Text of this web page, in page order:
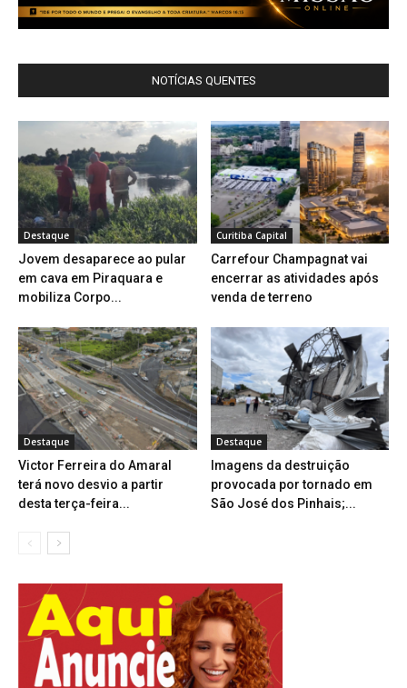
NOTÍCIAS QUENTES
Destaque
Jovem desaparece ao pular
em cava em Piraquara e
mobiliza Corpo...
Curitiba Capital
Carrefour Champagnat vai
encerrar as atividades após
venda de terreno
Destaque
Victor Ferreira do Amaral
terá novo desvio a partir
desta terça-feira...
Destaque
Imagens da destruição
provocada por tornado em
São José dos Pinhais;...